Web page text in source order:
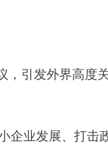
，引发外界高度
企业发展、打击